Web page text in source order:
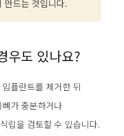
만드는 것입니다.
우도 있나요?
플란트를 제거한 뒤
가 충분하거나
립을 검토할 수 있습니다.